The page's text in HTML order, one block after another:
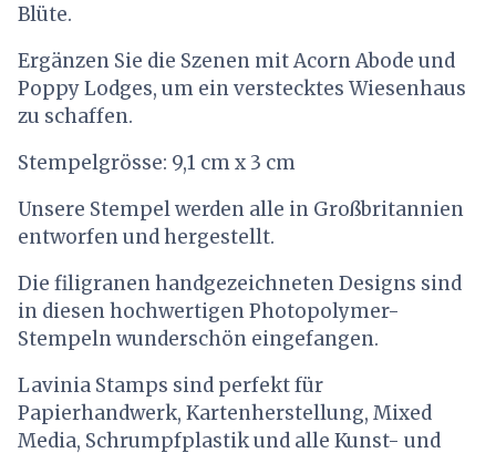
Blüte.
Ergänzen Sie die Szenen mit Acorn Abode und
Poppy Lodges, um ein verstecktes Wiesenhaus
zu schaffen.
Stempelgrösse: 9,1 cm x 3 cm
Unsere Stempel werden alle in Großbritannien
entworfen und hergestellt.
Die filigranen handgezeichneten Designs sind
in diesen hochwertigen Photopolymer-
Stempeln wunderschön eingefangen.
Lavinia Stamps sind perfekt für
Papierhandwerk, Kartenherstellung, Mixed
Media, Schrumpfplastik und alle Kunst- und